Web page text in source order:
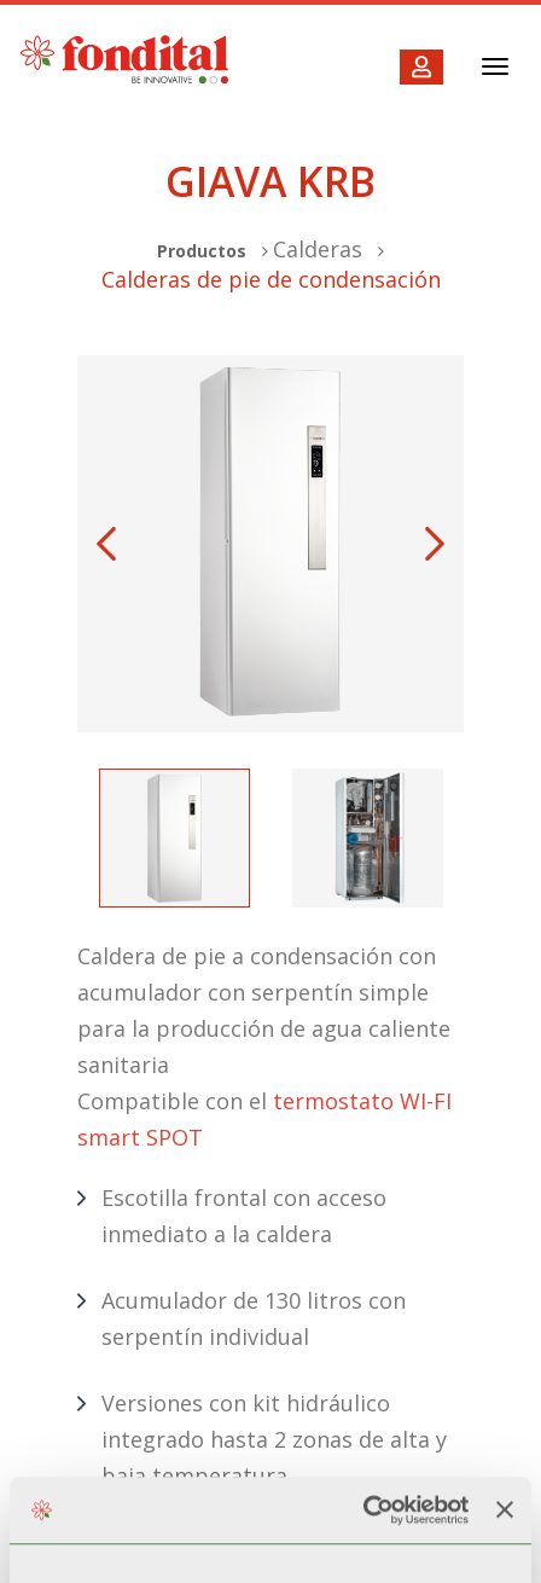
GIAVA KRB
Productos
Calderas
Calderas de pie de condensación
Caldera de pie a condensación con
acumulador con serpentín simple
para la producción de agua caliente
sanitaria
Compatible con el termostato WI-FI
smart SPOT
Escotilla frontal con acceso
inmediato a la caldera
Acumulador de 130 litros con
serpentín individual
Versiones con kit hidráulico
integrado hasta 2 zonas de alta y
baja temperatura.
Campo de modulación 1:9